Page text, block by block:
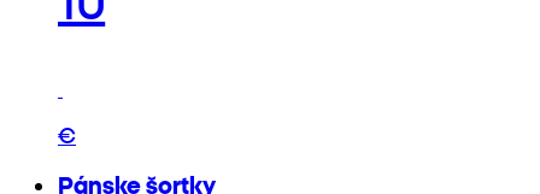
€
Pánske šortky